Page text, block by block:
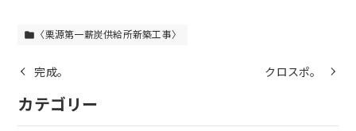
folder 〈栗源第一薪炭供給所新築工事〉
完成。 クロスポ。
カテゴリー